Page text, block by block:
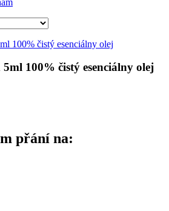
100% čistý esenciálny olej
přání na: